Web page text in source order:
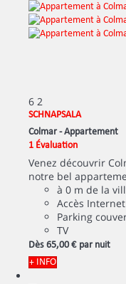
6 2
SCHNAPSALA
Colmar -Appartement
1 Évaluation
Venez découvrir
notre bel
à 0 m de la
Accès Internet
Parking
TV
Dès 65,00 € par nuit
+ INFO